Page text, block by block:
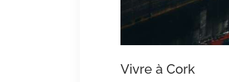
Vivre à Cork